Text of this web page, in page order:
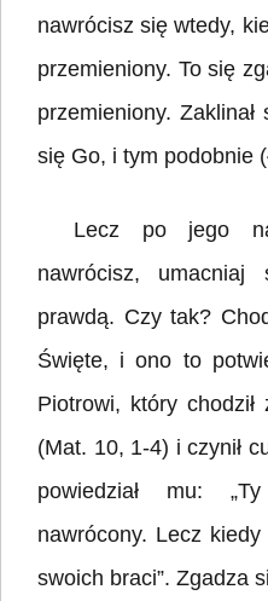
nawrócisz się wtedy,
przemieniony. To się
przemieniony.
się Go, i tym podobnie
Lecz po jego
nawrócisz,
prawdą. Czy tak?
Święte, i ono to
Piotrowi, który chodził
(Mat. 10, 1-4) i czynił
powiedział mu:
nawrócony. Lecz
swoich braci”. Zgadza